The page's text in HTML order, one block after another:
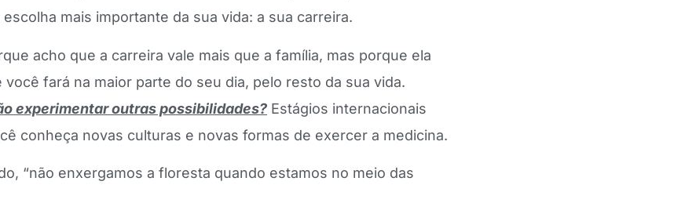
mais importante da sua vida: a sua carreira.
acho que a carreira vale mais que a família, mas porque ela
fará na maior parte do seu dia, pelo resto da sua vida.
experimentar outras possibilidades? Estágios internacionais
conheça novas culturas e novas formas de exercer a medicina.
“não enxergamos a floresta quando estamos no meio das